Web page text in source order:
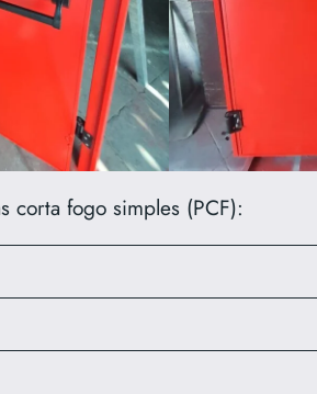
corta fogo simples (PCF):